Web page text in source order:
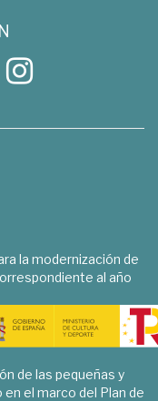
la modernización de
al año
de las pequeñas y
el marco del Plan de